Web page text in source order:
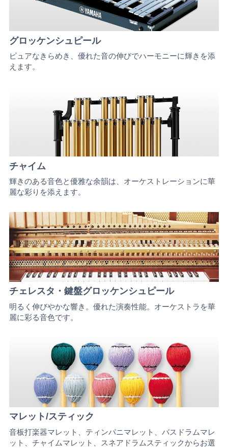
グロッケンシュピール
ピュアなきらめき、優れた音の伸びでハーモニーに輝きを添
えます。
チャイム
輝きのある音色と優雅な余韻は、オーケストレーションに華
麗な彩りを添えます。
チェレスタ・鍵盤グロッケンシュピール
明るく伸びやかな響き。優れた演奏性能。オーケストラを華
麗に彩る音色です。
マレット/スティック
音板打楽器マレット、ティンパニマレット、バスドラムマレ
ット、チャイムマレット、スネアドラムスティックからお選